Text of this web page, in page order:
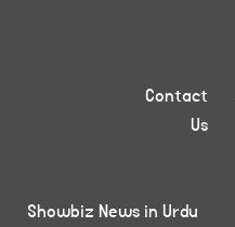
Contact
Us
Showbiz News in Urdu